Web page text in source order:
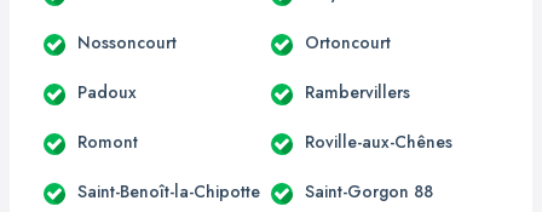
Nossoncourt Ortoncourt
Padoux Rambervillers
Romont Roville-aux-Chênes
Saint-Benoît-la-Chipotte Saint-Gorgon 88